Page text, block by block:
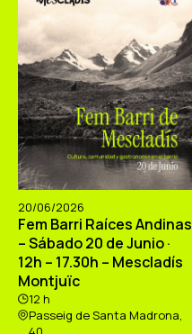
20/06/2026
Fem Barri Raíces Andinas
– Sábado 20 de Junio ·
12h – 17.30h – Mescladís
Montjuïc
12 h
Passeig de Santa Madrona,